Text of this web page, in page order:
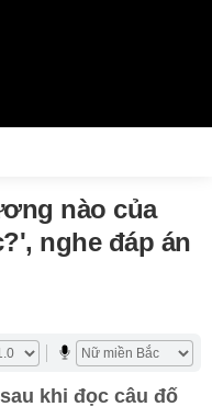
nào của
nghe đáp án
khi đọc câu đố